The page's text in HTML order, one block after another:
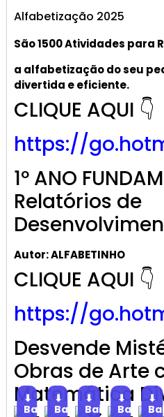
Alfabetização 2025
São 1500 Atividades para R
a alfabetizaçãodo seu
divertida e eficiente.
CLIQUE AQUI 👇
https://
1º ANO
Relatórios de
Autor: ALFABETINHO
CLIQUE AQUI 👇
https://
Desvende
Obras de Arte
Matemática
⬇
Baixar
⬇
Baixar
⬇
Baixar
⬇
Baixar
⬇